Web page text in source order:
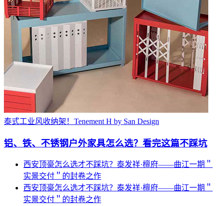
泰式工业风收纳架！Tenement H by San Design
铝、铁、不锈钢户外家具怎么选？看完这篇不踩坑
西安顶豪怎么选才不踩坑？泰发祥·檀府——曲江一期＂
实景交付＂的封卷之作
西安顶豪怎么选才不踩坑？泰发祥·檀府——曲江一期＂
实景交付＂的封卷之作